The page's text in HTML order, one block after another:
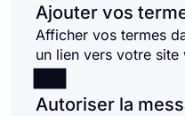
Ajouter vos
Afficher vos termes
un lien vers votre site
Autoriser la